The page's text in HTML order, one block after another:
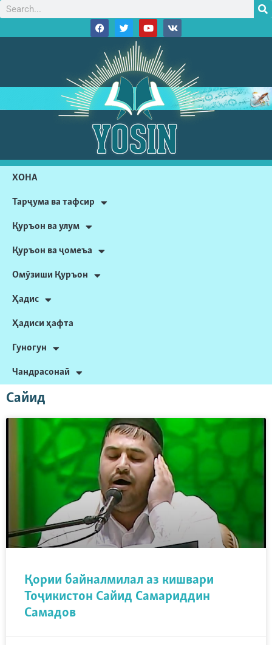
ХОНА
Тарҷума ва тафсир
Қуръон ва улум
Қуръон ва ҷомеъа
Омӯзиши Қуръон
Ҳадис
Ҳадиси ҳафта
Гуногун
Чандрасонаӣ
Сайид
Қории байналмилал аз кишвари
Тоҷикистон Сайид Самариддин
Самадов